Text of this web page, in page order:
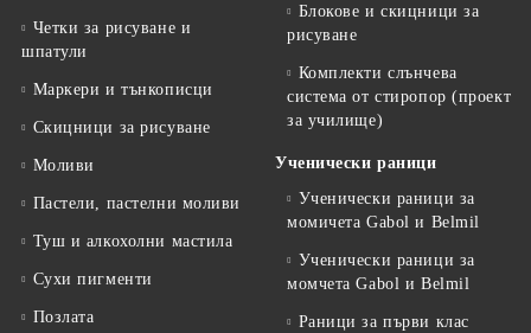
Четки за рисуване и
шпатули
Маркери и тънкописци
Скицници за рисуване
Моливи
Пастели, пастелни моливи
Туш и алкохолни мастила
Сухи пигменти
Позлата
Блокове и скицници за
рисуване
Комплекти слънчева
система от стиропор (проект
за училище)
Ученически раници
Ученически раници за
момичета Gabol и Belmil
Ученически раници за
момчета Gabol и Belmil
Раници за първи клас